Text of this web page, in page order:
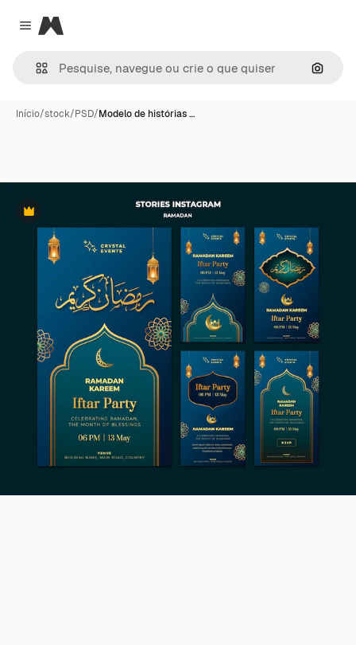
Close menu
Magnific
Início/stock/PSD/Modelo de histórias …
Premium